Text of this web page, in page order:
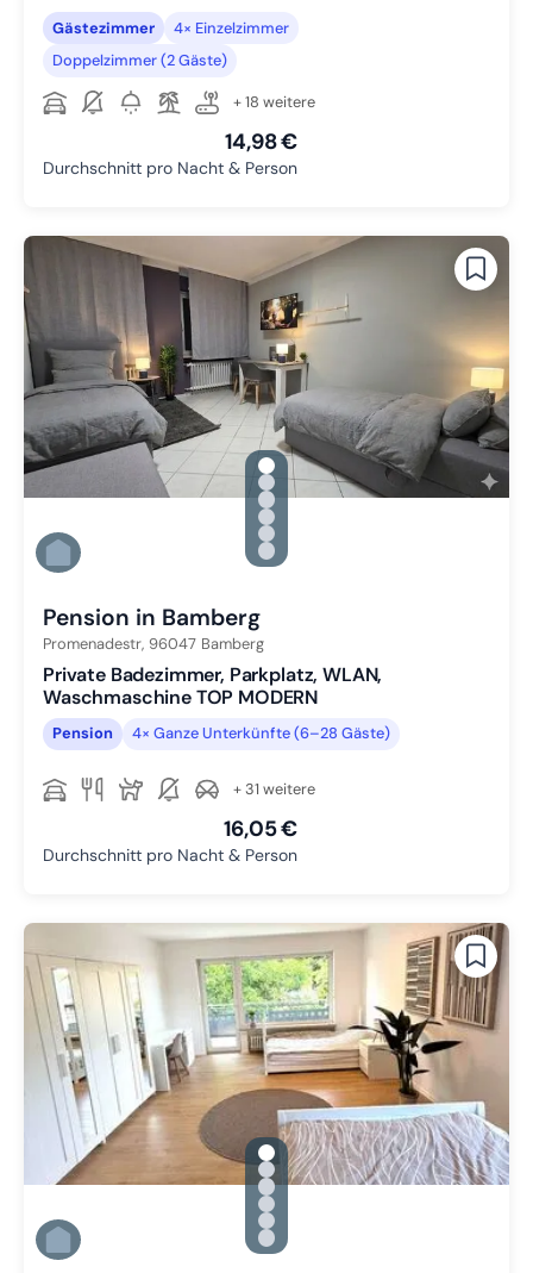
Gästezimmer
4× Einzelzimmer
Doppelzimmer (2 Gäste)
+ 18 weitere
14,98 €
Durchschnitt pro Nacht & Person
gallery.slide_selector
Zu Slide 1 wechseln
Zu Slide 2 wechseln
Zu Slide 3 wechseln
Zu Slide 4 wechseln
Zu Slide 5 wechseln
Zu Slide 6 wechseln
Pension in Bamberg
Promenadestr, 96047 Bamberg
Private Badezimmer, Parkplatz, WLAN,
Waschmaschine TOP MODERN
Pension 4× Ganze Unterkünfte (6–28 Gäste)
+ 31 weitere
16,05 €
Durchschnitt pro Nacht & Person
gallery.slide_selector
Zu Slide 1 wechseln
Zu Slide 2 wechseln
Zu Slide 3 wechseln
Zu Slide 4 wechseln
Zu Slide 5 wechseln
Zu Slide 6 wechseln